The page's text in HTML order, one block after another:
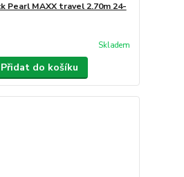
Pearl MAXX travel 2.70m 24-
Skladem
Přidat do košíku